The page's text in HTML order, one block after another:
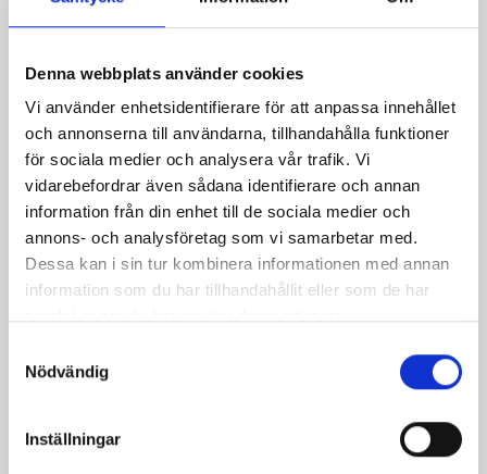
Denna webbplats använder cookies
Vi använder enhetsidentifierare för att anpassa innehållet
och annonserna till användarna, tillhandahålla funktioner
för sociala medier och analysera vår trafik. Vi
vidarebefordrar även sådana identifierare och annan
information från din enhet till de sociala medier och
annons- och analysföretag som vi samarbetar med.
Dessa kan i sin tur kombinera informationen med annan
information som du har tillhandahållit eller som de har
Nödvändig
Inställningar
Snabb minestrone Fina fisken